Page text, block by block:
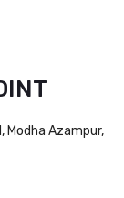
Modha Azampur,